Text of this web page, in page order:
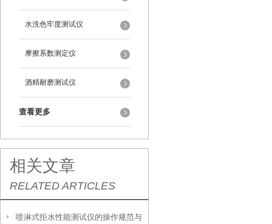
水洗色牢度测试仪
摩擦系数测定仪
酒精耐磨测试仪
查看更多
相关文章
RELATED ARTICLES
喷淋式拒水性能测试仪的操作规范与